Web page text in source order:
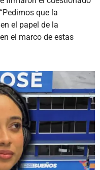
que la
el papel de la
el marco de estas